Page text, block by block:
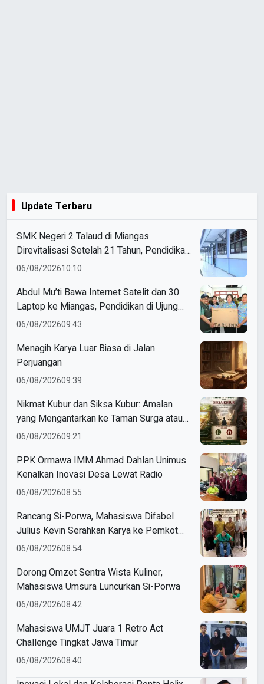
Update Terbaru
SMK Negeri 2 Talaud di Miangas
Direvitalisasi Setelah 21 Tahun, Pendidikan
3T Makin Berkualitas
06/08/202610:10
Abdul Mu’ti Bawa Internet Satelit dan 30
Laptop ke Miangas, Pendidikan di Ujung
Negeri Makin Digital
06/08/202609:43
Menagih Karya Luar Biasa di Jalan
Perjuangan
06/08/202609:39
Nikmat Kubur dan Siksa Kubur: Amalan
yang Mengantarkan ke Taman Surga atau
Azab Barzakh
06/08/202609:21
PPK Ormawa IMM Ahmad Dahlan Unimus
Kenalkan Inovasi Desa Lewat Radio
06/08/202608:55
Rancang Si-Porwa, Mahasiswa Difabel
Julius Kevin Serahkan Karya ke Pemkot
Surabaya
06/08/202608:54
Dorong Omzet Sentra Wista Kuliner,
Mahasiswa Umsura Luncurkan Si-Porwa
06/08/202608:42
Mahasiswa UMJT Juara 1 Retro Act
Challenge Tingkat Jawa Timur
06/08/202608:40